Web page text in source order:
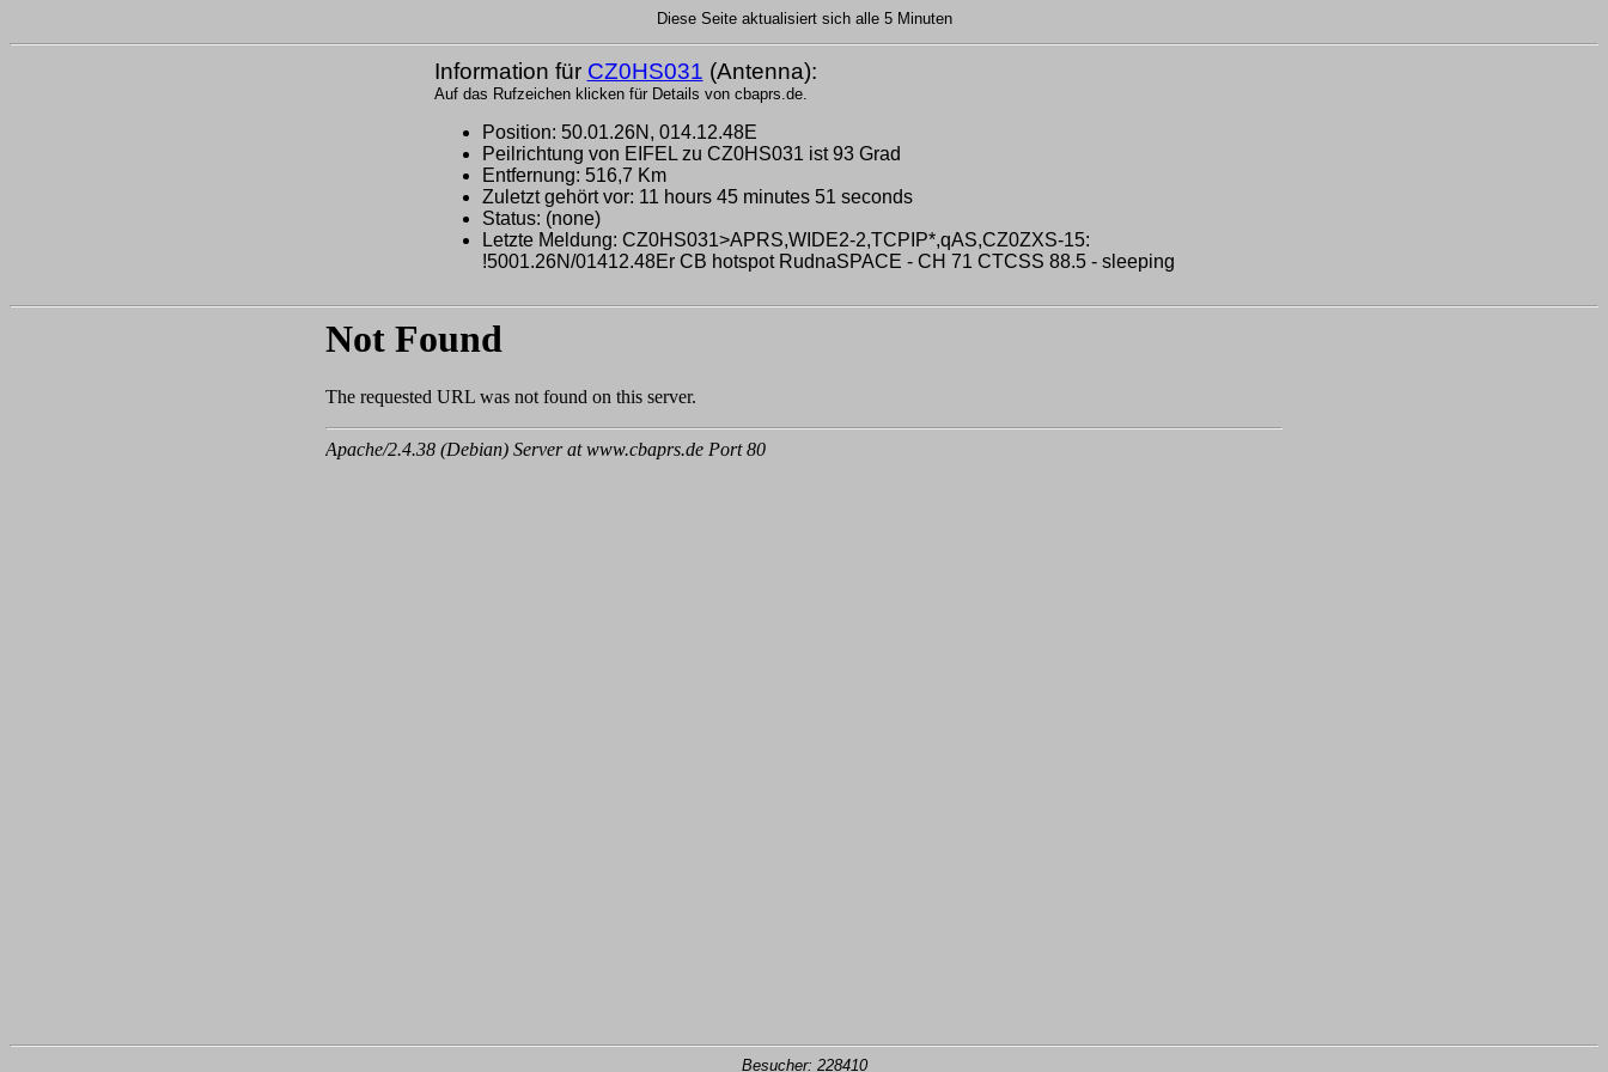
Diese Seite aktualisiert sich alle 5 Minuten
Information für CZ0HS031 (Antenna):
Auf das Rufzeichen klicken für Details von cbaprs.de.
Position: 50.01.26N, 014.12.48E
Peilrichtung von EIFEL zu CZ0HS031 ist 93 Grad
Entfernung: 516,7 Km
Zuletzt gehört vor: 11 hours 45 minutes 51 seconds
Status: (none)
Letzte Meldung: CZ0HS031>APRS,WIDE2-2,TCPIP*,qAS,CZ0ZXS-15:
!5001.26N/01412.48Er CB hotspot RudnaSPACE - CH 71 CTCSS 88.5 - sleeping
Besucher: 228410